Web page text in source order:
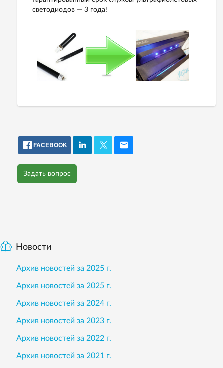
светодиодов — 3 года!
FACEBOOK
Задать вопрос
Новости
Архив новостей за 2025 г.
Архив новостей за 2025 г.
Архив новостей за 2024 г.
Архив новостей за 2023 г.
Архив новостей за 2022 г.
Архив новостей за 2021 г.